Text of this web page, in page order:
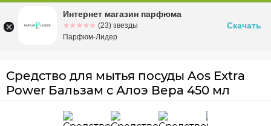
Омскул. Заозерная, 11, к. 1
Средство для мытья посуды Aos Extra
Power Бальзам с Алоэ Вера 450 мл
Интернет магазин парфюма
☆☆☆☆☆
★★★★★ (23) звезды
Парфюм-Лидер
Скачать